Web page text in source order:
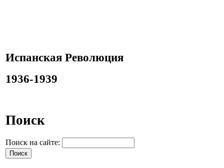
Испанская Революция
1936-1939
Поиск
Поиск на сайте: